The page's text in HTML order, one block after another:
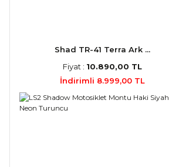
Shad TR-41 Terra Ark ...
Fiyat : 10.890,00 TL
İndirimli 8.999,00 TL